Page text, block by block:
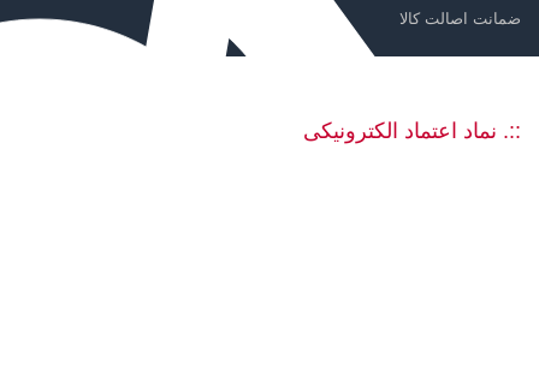
ضمانت اصالت کالا
::. نماد اعتماد الکترونیکی